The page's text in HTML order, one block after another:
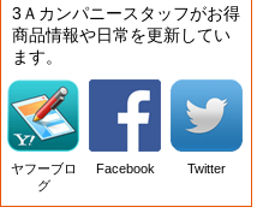
3Ａカンパニースタッフがお得
商品情報や日常を更新してい
ます。
ヤフーブロ
グ
Facebook Twitter